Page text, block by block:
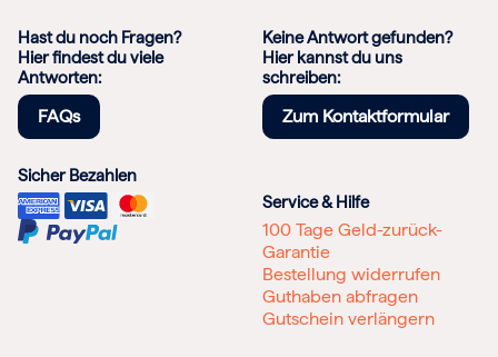
Hast du noch Fragen?
Hier findest du viele
Antworten:
FAQs
Keine Antwort gefunden?
Hier kannst du uns
schreiben:
Zum Kontaktformular
Sicher Bezahlen
Service & Hilfe
100 Tage Geld-zurück-
Garantie
Bestellung widerrufen
Guthaben abfragen
Gutschein verlängern